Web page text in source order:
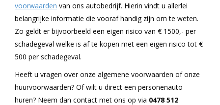
voorwaarden van ons autobedrijf. Hierin vindt u allerlei
belangrijke informatie die vooraf handig zijn om te weten.
Zo geldt er bijvoorbeeld een eigen risico van € 1500,- per
schadegeval welke is af te kopen met een eigen risico tot €
500 per schadegeval.
Heeft u vragen over onze algemene voorwaarden of onze
huurvoorwaarden? Of wilt u direct een personenauto
huren? Neem dan contact met ons op via 0478 512